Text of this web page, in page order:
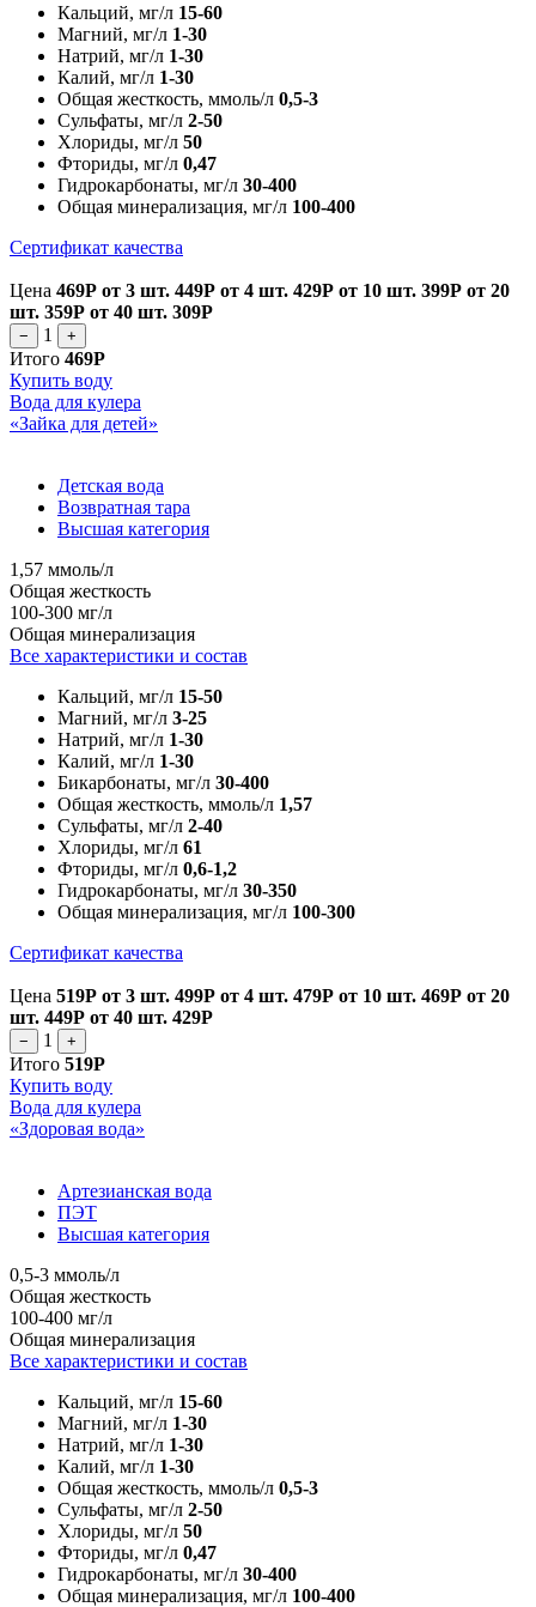
Кальций, мг/л 15-60
Магний, мг/л 1-30
Натрий, мг/л 1-30
Калий, мг/л 1-30
Общая жесткость, ммоль/л 0,5-3
Сульфаты, мг/л 2-50
Хлориды, мг/л 50
Фториды, мг/л 0,47
Гидрокарбонаты, мг/л 30-400
Общая минерализация, мг/л 100-400
Сертификат качества
Цена 469Р от 3 шт. 449Р от 4 шт. 429Р от 10 шт. 399Р от 20
шт. 359Р от 40 шт. 309Р
− 1 +
Итого 469Р
Купить воду
Вода для кулера
«Зайка для детей»
Детская вода
Возвратная тара
Высшая категория
1,57 ммоль/л
Общая жесткость
100-300 мг/л
Общая минерализация
Все характеристики и состав
Кальций, мг/л 15-50
Магний, мг/л 3-25
Натрий, мг/л 1-30
Калий, мг/л 1-30
Бикарбонаты, мг/л 30-400
Общая жесткость, ммоль/л 1,57
Сульфаты, мг/л 2-40
Хлориды, мг/л 61
Фториды, мг/л 0,6-1,2
Гидрокарбонаты, мг/л 30-350
Общая минерализация, мг/л 100-300
Сертификат качества
Цена 519Р от 3 шт. 499Р от 4 шт. 479Р от 10 шт. 469Р от 20
шт. 449Р от 40 шт. 429Р
− 1 +
Итого 519Р
Купить воду
Вода для кулера
«Здоровая вода»
Артезианская вода
ПЭТ
Высшая категория
0,5-3 ммоль/л
Общая жесткость
100-400 мг/л
Общая минерализация
Все характеристики и состав
Кальций, мг/л 15-60
Магний, мг/л 1-30
Натрий, мг/л 1-30
Калий, мг/л 1-30
Общая жесткость, ммоль/л 0,5-3
Сульфаты, мг/л 2-50
Хлориды, мг/л 50
Фториды, мг/л 0,47
Гидрокарбонаты, мг/л 30-400
Общая минерализация, мг/л 100-400